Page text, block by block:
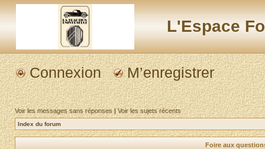
L'Espace
Connexion M’enregistrer
Voir les messages sans réponses|Voir les sujets récents
Index du forum
Foire aux